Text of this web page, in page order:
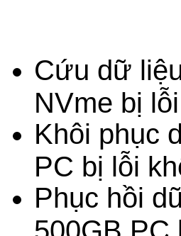
Cứu dữ
NVme bị
Khôi phục
PC bị lỗi
Phục hồi
500GB PC